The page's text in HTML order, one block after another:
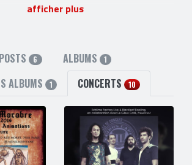
afficher plus
POSTS 6 ALBUMS 1
ALBUMS 1 CONCERTS 10